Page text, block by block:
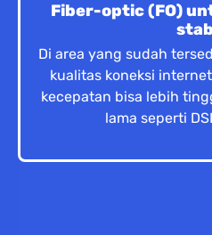
Fiber-optic (FO)
Di area yang sudah
kualitas koneksi
kecepatan bisa lebih
lama seperti